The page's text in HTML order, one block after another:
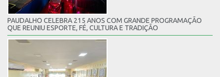
PAUDALHO CELEBRA 215 ANOS COM GRANDE PROGRAMAÇÃO
QUE REUNIU ESPORTE, FÉ, CULTURA E TRADIÇÃO